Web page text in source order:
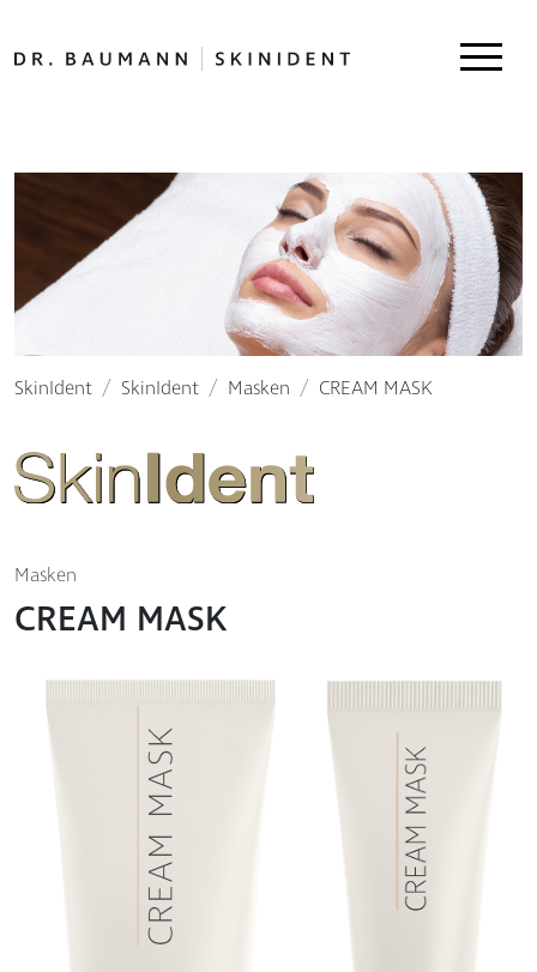
SkinIdent SkinIdent Masken CREAM MASK
Masken
CREAM MASK